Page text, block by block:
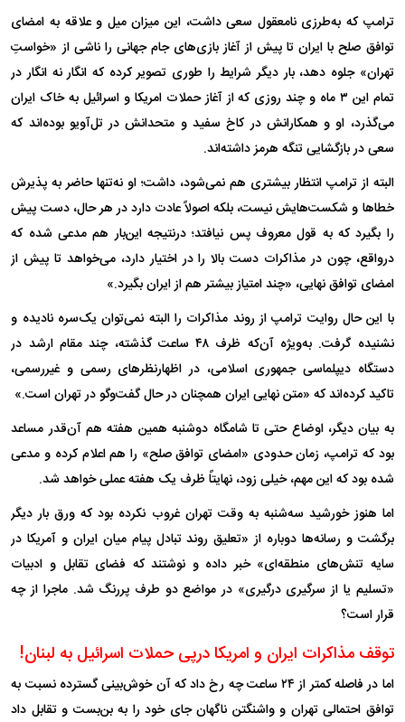
ترامپ که به‌طرزی نامعقول سعی داشت، این میزان میل و علاقه به امضای
توافق صلح با ایران تا پیش از آغاز بازی‌های جام جهانی را ناشی از «خواستِ
تهران» جلوه دهد، بار دیگر شرایط را طوری تصویر کرده که انگار نه انگار در
تمام این ۳ ماه و چند روزی که از آغاز حملات امریکا و اسرائیل به خاک ایران
می‌گذرد، او و همکارانش در کاخ سفید و متحدانش در تل‌آویو بوده‌اند که
سعی در بازگشایی تنگه هرمز داشته‌اند.
البته از ترامپ انتظار بیشتری هم نمی‌شود، داشت؛ او نه‌تنها حاضر به پذیرش
خطا‌ها و شکست‌هایش نیست، بلکه اصولاً عادت دارد در هر حال، دست پیش
را بگیرد که به قول معروف پس نیافتد؛ درنتیجه این‌بار هم مدعی شده که
درواقع، چون در مذاکرات دست بالا را در اختیار دارد، می‌خواهد تا پیش از
امضای توافق نهایی، «چند امتیاز بیشتر هم از ایران بگیرد.»
با این حال روایت ترامپ از روند مذاکرات را البته نمی‌توان یک‌سره نادیده و
نشنیده گرفت. به‌ویژه آن‌که ظرف ۴۸ ساعت گذشته، چند مقام ارشد در
دستگاه دیپلماسی جمهوری اسلامی، در اظهارنظر‌های رسمی و غیررسمی،
تاکید کرده‌اند که «متن نهایی ایران همچنان در حال گفت‌و‌گو در تهران است.»
به بیان دیگر، اوضاع حتی تا شامگاه دوشنبه همین هفته هم آن‌قدر مساعد
بود که ترامپ، زمان حدودی «امضای توافق صلح» را هم اعلام کرده و مدعی
شده بود که این مهم، خیلی زود، نهایتاً ظرف یک هفته عملی خواهد شد.
اما هنوز خورشید سه‌شنبه به وقت تهران غروب نکرده بود که ورق بار دیگر
برگشت و رسانه‌ها دوباره از «تعلیق روند تبادل پیام میان ایران و آمریکا در
سایه تنش‌های منطقه‌ای» خبر داده و نوشتند که فضای تقابل و ادبیات
«تسلیم یا از سرگیری درگیری» در مواضع دو طرف پررنگ شد. ماجرا از چه
قرار است؟
توقف مذاکرات ایران و امریکا درپی حملات اسرائیل به لبنان!
اما در فاصله کمتر از ۲۴ ساعت چه رخ داد که آن خوش‌بینی گسترده نسبت به
توافق احتمالی تهران و واشنگتن ناگهان جای خود را به بن‌بست و تقابل داد